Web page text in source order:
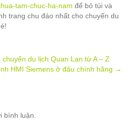
tam-chuc-ha-nam để bỏ túi và
trang chu đáo nhất cho chuyến du
du lịch Quan Lạn từ A – Z
HMI Siemens ở đâu chính hãng →
bình luận.